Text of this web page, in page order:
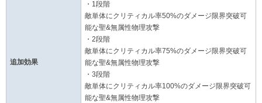
追加効果
・1段階
敵単体にクリティカル率50%のダメージ限界突破可
能な聖&無属性物理攻撃
・2段階
敵単体にクリティカル率75%のダメージ限界突破可
能な聖&無属性物理攻撃
・3段階
敵単体にクリティカル率100%のダメージ限界突破可
能な聖&無属性物理攻撃